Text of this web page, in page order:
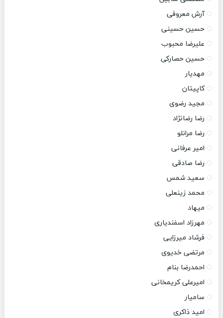
آرش معروفی
حسین حسینی
علیرضا محبوب
حسین حصارکی
مهدیار
کاپیتان
مجید رضوی
رضا رضانژاد
رضا مرانلو
امیر عرفانی
رضا صادقی
سعید شمس
محمد زینعلی
میهاد
مهرزاد اسفندیاری
فرشاد میرزایی
مرتضی خدیوی
احمدرضا بنام
امیرعلی کریمخانی
سامیار
امید ذاکری